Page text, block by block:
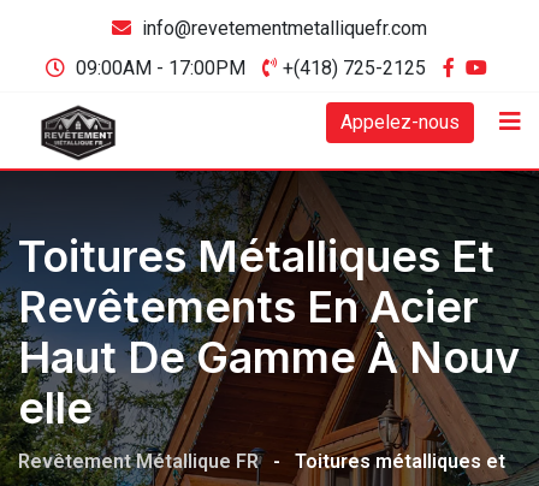
info@revetementmetalliquefr.com
09:00AM - 17:00PM
+(418) 725-2125
Appelez-nous
Toitures Métalliques Et
Revêtements En Acier
Haut De Gamme À Nouv
Elle
Revêtement Métallique FR -
Toitures métalliques et